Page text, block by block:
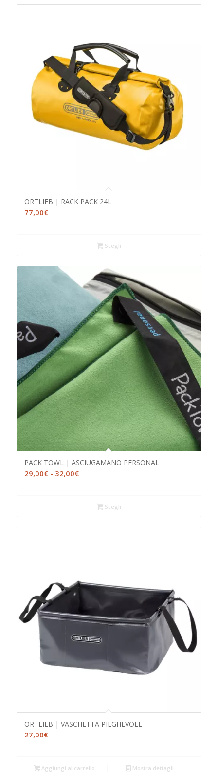
ORTLIEB | RACK PACK 24L
77,00€
Scegli
PACK TOWL | ASCIUGAMANO PERSONAL
29,00€ - 32,00€Fascia
29,00€
Scegli
ORTLIEB | VASCHETTA PIEGHEVOLE
27,00€
Aggiungi al carrello Mostra dettagli